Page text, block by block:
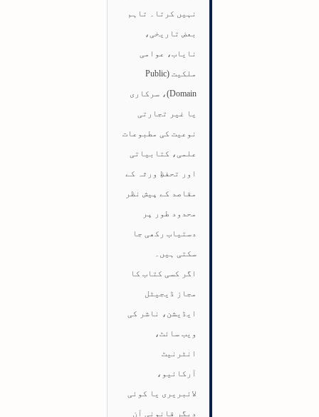
نہیں کرتا۔ تاہم
بعض تاریخی،
نایاب، عوامی
ملکیت (Public
Domain)، سرکاری
یا غیر تجارتی
نوعیت کی مطبوعات
علمی، کتابیاتی
اور تحفظِ ورثہ کے
مقاصد کے پیش نظر
محدود طور پر
دستیاب رکھی جا
سکتی ہیں۔
اگر کسی کتاب کا
مجاز ڈیجیٹل
ایڈیشن، ناشر کی
ویب سائٹ،
انٹرنیٹ
آرکائیو،
لائبریری یا کوئی
دیگر قانونی آن